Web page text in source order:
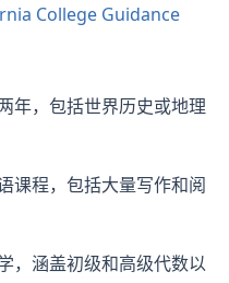
College Guidance
年，包括世界历史或地理
课程，包括大量写作和阅
，涵盖初级和高级代数以